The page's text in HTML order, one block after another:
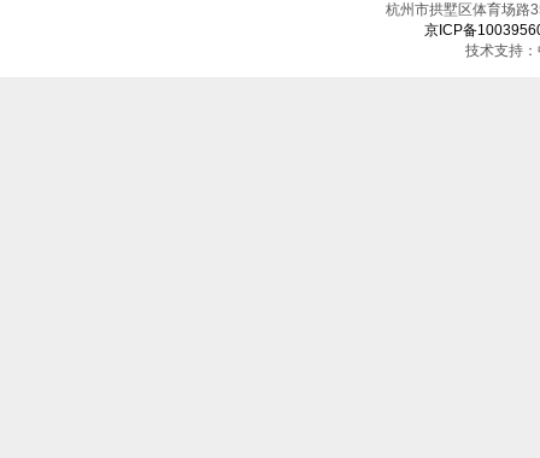
杭州市拱墅区体
京ICP备
技术支持